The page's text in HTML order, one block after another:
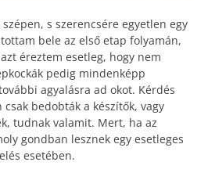
s szerencsére egyetlen egy
bele az első etap folyamán,
éreztem esetleg, hogy nem
pedig mindenképp
agyalásra ad okot. Kérdés
bedobták a készítők, vagy
tudnak valamit. Mert, ha az
gondban lesznek egy esetleges
esetében.